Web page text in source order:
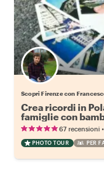
Scopri Firenze con
Crea ricordi in
famiglie con
67 recensioni •
PHOTO TOUR PER